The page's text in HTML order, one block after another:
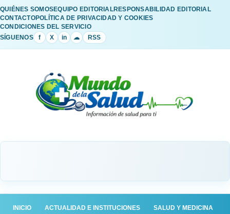
QUIÉNES SOMOSEQUIPO EDITORIALRESPONSABILIDAD EDITORIAL
CONTACTOPOLÍTICA DE PRIVACIDAD Y COOKIES
CONDICIONES DEL SERVICIO
SÍGUENOS
f X in ☁ RSS
INICIO ACTUALIDAD E INSTITUCIONES SALUD Y MEDICINA